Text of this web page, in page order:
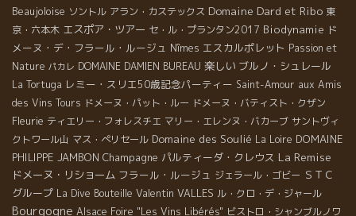
Beaujoloise ソントル アラン・カステックス Domaine Dard et Ribo 東
京・六本木 エスポア・ツアー セ・ル・プランタン2017 Biodynamie ド
メーヌ・デ・フラール・ルージュ Nîmes エスカルポレット Passion et
Nature パカレ DOMAINE DAMIEN BUREAU 楽しい ブルノ・シュレール
La Tortuga レミー・スリエ50歳記念パーティー Saint-Amour aux Amis
des Vins Tours ドメーヌ・パット・ルー ドメーヌ・バティスト・クザン
Fleurie ティエリー・フォレスチエ マリー・エレンヌ・バカーブ サントヴィ
クトワール山 マス・ぺリセール Domaine des Soulié La Loire DOMAINE
PHILIPPE JAMBON Champagne パルティーダ・クレウス La Remise
ドメーヌ・リショーム フラール・ルージュ ジェラール・ゴビー ＳＴＣ
グループ La Dive Bouteille Valentin VALLES ル・クロ・デ・ジャール
Bourgogne Alsace Foire "Les Vins Libérés" ビストロ・シャンブルノワ